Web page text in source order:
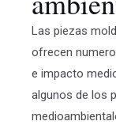
Las piezas
ofrecen
e impacto
algunos de los